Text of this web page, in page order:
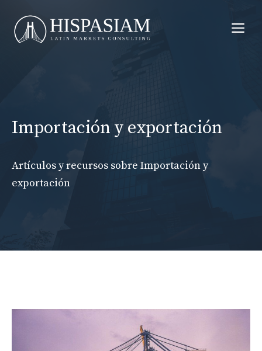
contenido
Importación y exportación
Artículos y recursos sobre Importación y
exportación